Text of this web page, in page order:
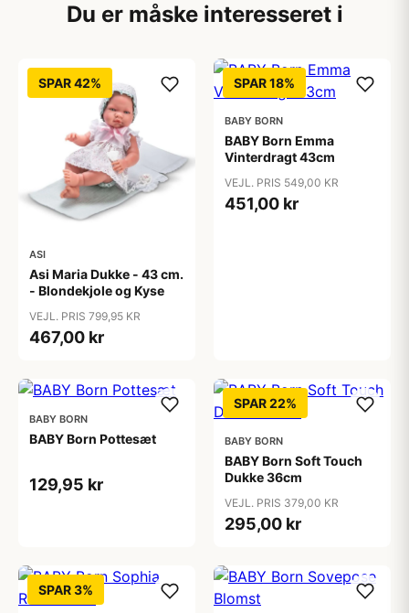
Du er måske interesseret i
SPAR 42%
ASI
Asi Maria Dukke - 43 cm.
- Blondekjole og Kyse
VEJL. PRIS 799,95 KR
467,00 kr
SPAR 18%
BABY BORN
BABY Born Emma
Vinterdragt 43cm
VEJL. PRIS 549,00 KR
451,00 kr
BABY BORN
BABY Born Pottesæt
129,95 kr
SPAR 22%
BABY BORN
BABY Born Soft Touch
Dukke 36cm
VEJL. PRIS 379,00 KR
295,00 kr
SPAR 3%